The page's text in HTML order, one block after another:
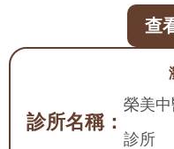
診所名稱：
榮美中
診所
查